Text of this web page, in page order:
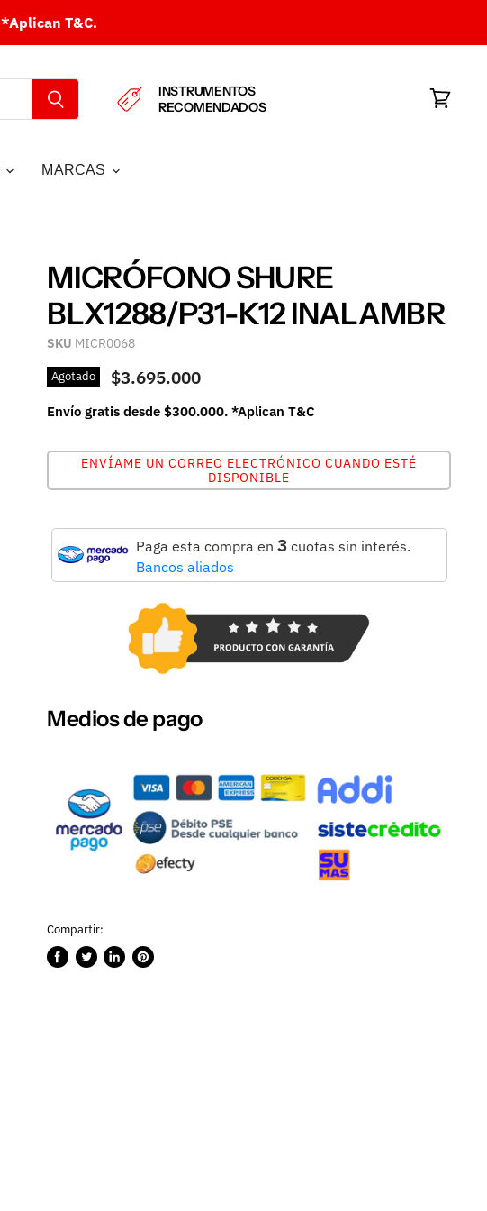
*Aplican T&C.
INSTRUMENTOS
RECOMENDADOS
MARCAS
MICRÓFONO SHURE
BLX1288/P31-K12 INALAMBR
SKU MICR0068
Agotado $3.695.000
Envío gratis desde $300.000. *Aplican T&C
ENVÍAME UN CORREO ELECTRÓNICO CUANDO ESTÉ
DISPONIBLE
Paga esta compra en 3cuotas sin interés.
Bancos aliados
Medios de pago
Compartir:
CompartirPublicarCompartirGuardar